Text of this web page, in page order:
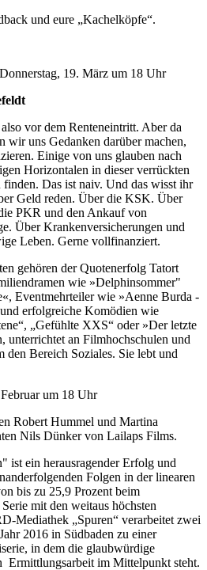
und eure „Kachelköpfe“.
19. März um 18 Uhr
vor dem Renteneintritt. Aber da
wir uns Gedanken darüber machen,
Einige von uns glauben nach
Horizontalen in dieser verrückten
Das ist naiv. Und das wisst ihr
Geld reden. Über die KSK. Über
PKR und den Ankauf von
Über Krankenversicherungen und
Leben. Gerne vollfinanziert.
gehören der Quotenerfolg Tatort
wie »Delphinsommer"
Eventmehrteiler wie »Aenne Burda -
erfolgreiche Komödien wie
„Gefühlte XXS“ oder »Der letzte
unterrichtet an Filmhochschulen und
Bereich Soziales. Sie lebt und
um 18 Uhr
Robert Hummel und Martina
Nils Dünker von Lailaps Films.
ein herausragender Erfolg und
Folgen in der linearen
bis zu 25,9 Prozent beim
mit den weitaus höchsten
Mediathek „Spuren“ verarbeitet zwei
2016 in Südbaden zu einer
in dem die glaubwürdige
Ermittlungsarbeit im Mittelpunkt steht.